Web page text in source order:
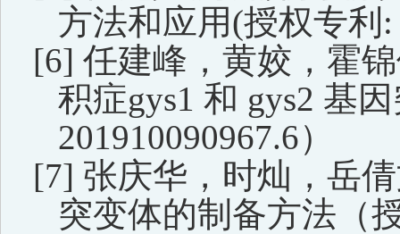
方法和应用(授权专利 :
[6] 任建峰，黄姣，霍
积症gys1 和 gys2 基
201910090967.6）
[7] 张庆华，时灿，岳
突变体的制备方法（